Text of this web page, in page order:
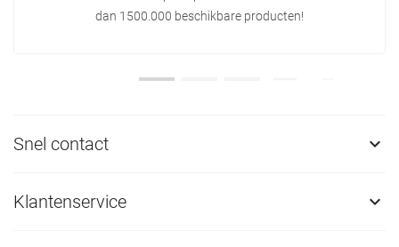
dan 1500.000 beschikbare producten!
Snel contact 
Klantenservice 